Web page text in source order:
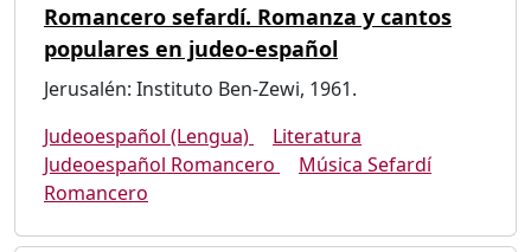
Romancero sefardí. Romanza y cantos
populares en judeo-español
Jerusalén: Instituto Ben-Zewi, 1961.
Judeoespañol (Lengua)
Literatura
Judeoespañol Romancero
Música Sefardí
Romancero